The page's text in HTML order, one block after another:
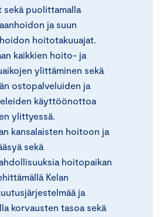
puolittamalla
ja suun
hoitotakuuajat.
kaikkien hoito- ja
ylittäminen sekä
ostopalveluiden ja
käyttöönottoa
ylittyessä.
kansalaisten hoitoon ja
sekä
hoitopaikan
Kelan
ja
korvausten tasoa sekä